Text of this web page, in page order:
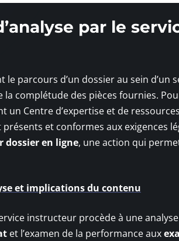
par le
le parcours d’un dossier au sein d’un
complétude des pièces fournies.
un Centre d’expertise et de
et conformes aux exigences
dossier en ligne, une action qui
et implications du contenu
instructeur procède à une
et l’examen de la performance aux